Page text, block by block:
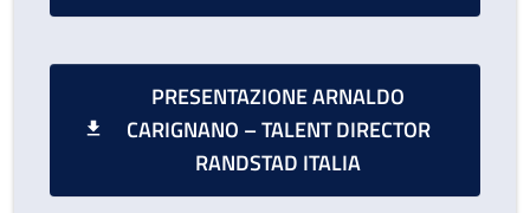
PRESENTAZIONE ARNALDO
CARIGNANO – TALENT DIRECTOR
RANDSTAD ITALIA